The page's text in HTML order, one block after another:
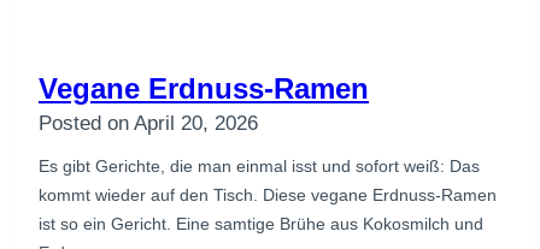
Vegane Erdnuss-Ramen
Posted on April 20, 2026
Es gibt Gerichte, die man einmal isst und sofort weiß: Das
kommt wieder auf den Tisch. Diese vegane Erdnuss-Ramen
ist so ein Gericht. Eine samtige Brühe aus Kokosmilch und